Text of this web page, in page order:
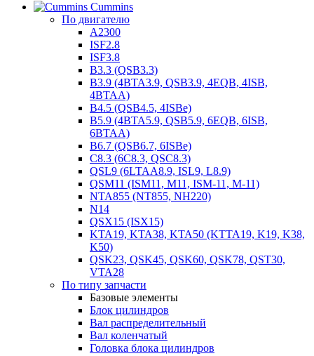
Cummins
По двигателю
A2300
ISF2.8
ISF3.8
B3.3 (QSB3.3)
B3.9 (4BTA3.9, QSB3.9, 4EQB, 4ISB,
4BTAA)
B4.5 (QSB4.5, 4ISBe)
B5.9 (4BTA5.9, QSB5.9, 6EQB, 6ISB,
6BTAA)
B6.7 (QSB6.7, 6ISBe)
C8.3 (6C8.3, QSC8.3)
QSL9 (6LTAA8.9, ISL9, L8.9)
QSM11 (ISM11, M11, ISM-11, M-11)
NTA855 (NT855, NH220)
N14
QSX15 (ISX15)
KTA19, KTA38, KTA50 (KTTA19, K19, K38,
K50)
QSK23, QSK45, QSK60, QSK78, QST30,
VTA28
По типу запчасти
Базовые элементы
Блок цилиндров
Вал распределительный
Вал коленчатый
Головка блока цилиндров